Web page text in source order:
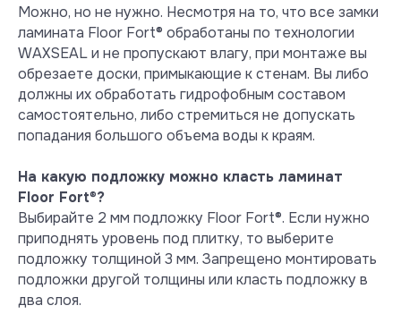
Можно, но не нужно. Несмотря на то, что все замки
ламината Floor Fort® обработаны по технологии
WAXSEAL и не пропускают влагу, при монтаже вы
обрезаете доски, примыкающие к стенам. Вы либо
должны их обработать гидрофобным составом
самостоятельно, либо стремиться не допускать
попадания большого объема воды к краям.
На какую подложку можно класть ламинат
Floor Fort®?
Выбирайте 2 мм подложку Floor Fort®. Если нужно
приподнять уровень под плитку, то выберите
подложку толщиной 3 мм. Запрещено монтировать
подложки другой толщины или класть подложку в
два слоя.
покрытиями, недопустимо для
твердых и наоборот. Перед тем как
осуществить покупку и начать монтаж,
необходимо ознакомиться с базовыми
правилами укладки и гарантийными
правилами производителя. Это
поможет избежать непредвиденных
хлопоты. Помните, что Floor
Fort® всегда готов поддержать своих
покупателей консультационно: для
этого работает горячая линия
поддержки технологом по
телефону +7 (495) 363-88-64. Для
удобства людей, осуществляющих
монтаж, на каждой пачке